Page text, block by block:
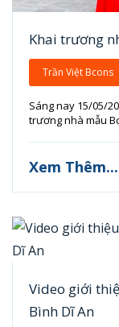
Khai trương
Trần Việt Bcons
Sáng nay 15/05/
trương nhà mẫu
Xem Thêm...
Video giới
Bình Dĩ An